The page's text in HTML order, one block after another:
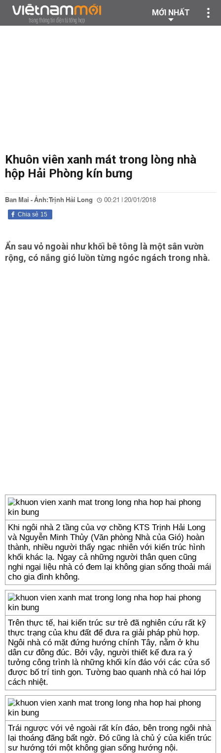
MỚI NHẤT
Khuôn viên xanh mát trong lòng nhà
hộp Hải Phòng kín bưng
Ban Mai - Ảnh: Trịnh Hải Long 00:21 | 20/01/2018
15
Chia sẻ
Ẩn sau vỏ ngoài như khối bê tông là một sân vườn
rộng, có nắng gió luồn từng ngóc ngách trong nhà.
Khi ngôi nhà 2 tầng của vợ chồng KTS Trịnh Hải Long
và Nguyễn Minh Thủy (Văn phòng Nhà của Gió) hoàn
thành, nhiều người thấy ngạc nhiên với kiến trúc hình
khối khác lạ. Ngay cả những người thân quen cũng
nghi ngại liệu nhà có đem lại không gian sống thoải mái
cho gia đình không.
Trên thực tế, hai kiến trúc sư trẻ đã nghiên cứu rất kỹ
thực trạng của khu đất để đưa ra giải pháp phù hợp.
Ngôi nhà có mặt đứng hướng chính Tây, nằm ở khu
dân cư đông đúc. Bởi vậy, người thiết kế đưa ra ý
tưởng công trình là những khối kín đáo với các cửa sổ
được bố trí tinh gọn. Tường bao quanh nhà có hai lớp
cách nhiệt.
Trái ngược với vẻ ngoài rất kín đáo, bên trong ngôi nhà
lại thoáng đãng bất ngờ. Đó cũng là chủ ý của kiến trúc
sư hướng tới một không gian sống hướng nội.